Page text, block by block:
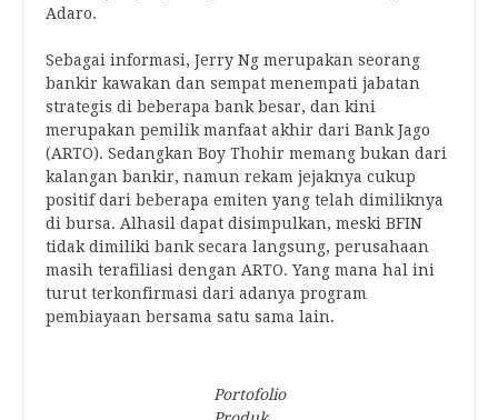
Adaro.
Sebagai informasi, Jerry Ng merupakan seorang
bankir kawakan dan sempat menempati jabatan
strategis di beberapa bank besar, dan kini
merupakan pemilik manfaat akhir dari Bank Jago
(ARTO). Sedangkan Boy Thohir memang bukan dari
kalangan bankir, namun rekam jejaknya cukup
positif dari beberapa emiten yang telah dimiliknya
di bursa. Alhasil dapat disimpulkan, meski BFIN
tidak dimiliki bank secara langsung, perusahaan
masih terafiliasi dengan ARTO. Yang mana hal ini
turut terkonfirmasi dari adanya program
pembiayaan bersama satu sama lain.
Portofolio